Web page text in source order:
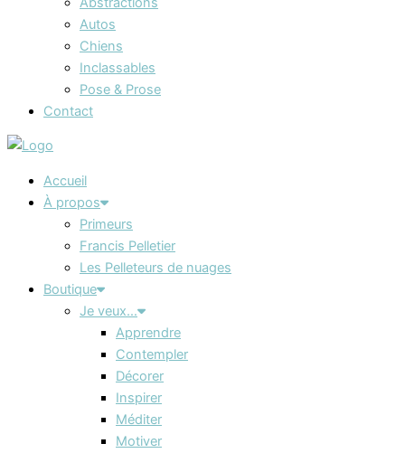
Autos
Chiens
Inclassables
Pose & Prose
Contact
Accueil
À propos
Primeurs
Francis Pelletier
Les Pelleteurs de nuages
Boutique
Je veux…
Apprendre
Contempler
Décorer
Inspirer
Méditer
Motiver